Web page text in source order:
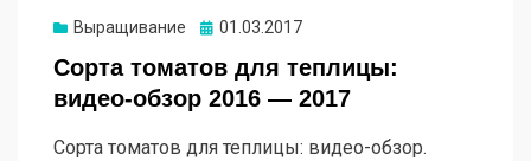
Выращивание Опубликовано
01.03.2017
Сорта томатов для теплицы:
видео-обзор 2016 — 2017
Сорта томатов для теплицы: видео-обзор.